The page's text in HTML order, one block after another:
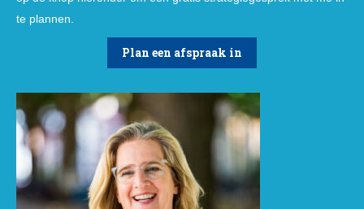
te plannen.
Plan een afspraak in